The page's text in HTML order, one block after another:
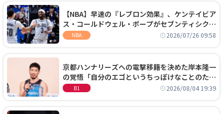
【NBA】早速の『レブロン効果』、ケンテイビア
ス・コールドウェル・ポープがセブンティシクサ
ーズに1年契約で加入
NBA 2026/07/26 09:58
京都ハンナリーズへの電撃移籍を決めた岸本隆一
の覚悟「自分のエゴというちっぽけなことのため
に、京都に来たわけではない」
B1 2026/08/04 19:39